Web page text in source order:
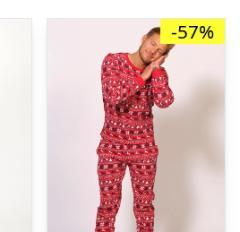
-57%